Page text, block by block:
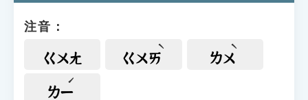
遊戲專區
教學應用
注音：
ㄍㄨㄤ ㄍㄨㄞ ㄌㄨ
ㄌㄧ